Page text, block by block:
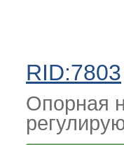
RID:7803
Опорная